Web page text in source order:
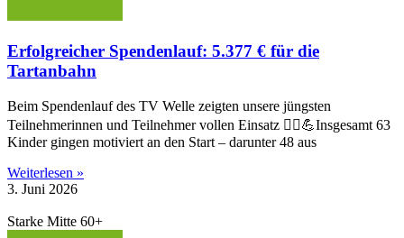
Erfolgreicher Spendenlauf: 5.377 € für die
Tartanbahn
Beim Spendenlauf des TV Welle zeigten unsere jüngsten
Teilnehmerinnen und Teilnehmer vollen Einsatz 🏃‍♂️💪Insgesamt 63
Kinder gingen motiviert an den Start – darunter 48 aus
Weiterlesen »
3. Juni 2026
Starke Mitte 60+